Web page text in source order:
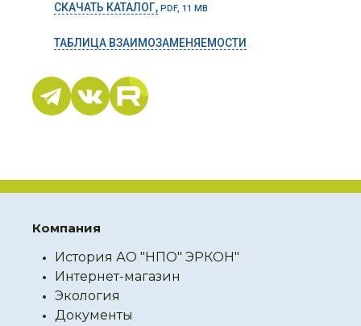
СКАЧАТЬ КАТАЛОГ, PDF, 11 MB
ТАБЛИЦА ВЗАИМОЗАМЕНЯЕМОСТИ
Компания
История АО "НПО" ЭРКОН"
Интернет-магазин
Экология
Документы